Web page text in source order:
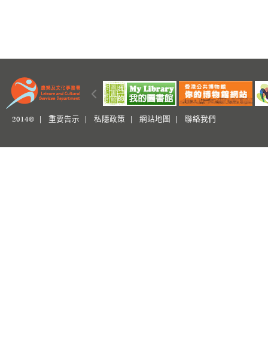
2014© | 重要告示 私隱政策 網站地圖 聯絡我們